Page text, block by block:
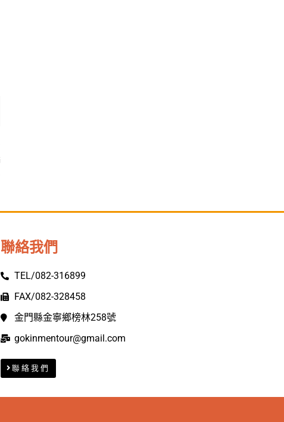
聯絡我們
TEL/082-316899
FAX/082-328458
金門縣金寧鄉榜林258號
gokinmentour@gmail.com
聯絡我們